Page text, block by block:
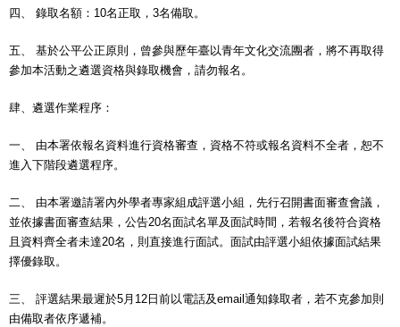
四、 錄取名額：10名正取，3名備取。
五、 基於公平公正原則，曾參與歷年臺以青年文化交流團者，將不再取得
參加本活動之遴選資格與錄取機會，請勿報名。
肆、遴選作業程序：
一、 由本署依報名資料進行資格審查，資格不符或報名資料不全者，恕不
進入下階段遴選程序。
二、 由本署邀請署內外學者專家組成評選小組，先行召開書面審查會議，
並依據書面審查結果，公告20名面試名單及面試時間，若報名後符合資格
且資料齊全者未達20名，則直接進行面試。面試由評選小組依據面試結果
擇優錄取。
三、 評選結果最遲於5月12日前以電話及email通知錄取者，若不克參加則
由備取者依序遞補。